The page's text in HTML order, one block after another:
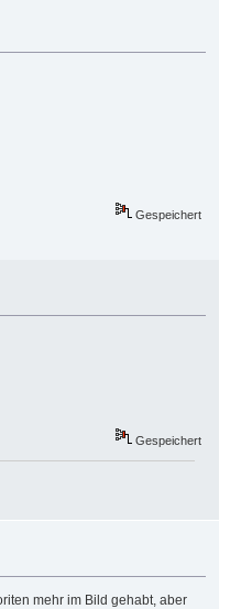
Gespeichert
Gespeichert
mehr im Bild gehabt, aber